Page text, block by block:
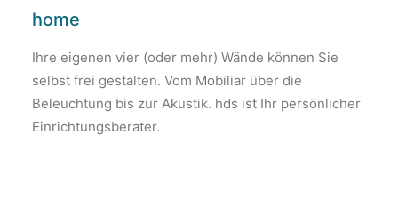
home
Ihre eigenen vier (oder mehr) Wände können Sie
selbst frei gestalten. Vom Mobiliar über die
Beleuchtung bis zur Akustik. hds ist Ihr persönlicher
Einrichtungsberater.